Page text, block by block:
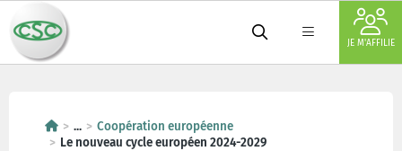
JE M'AFFILIE
...
Coopération européenne
Le nouveau cycle européen 2024-2029